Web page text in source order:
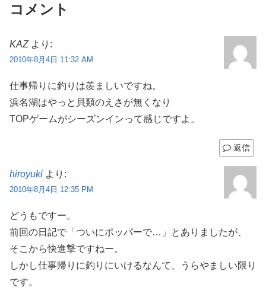
コメント
KAZ より:
2010年8月4日 11:32 AM
仕事帰りに釣りは羨ましいですね。
浜名湖はやっと貝類のえさが無くなり
TOPゲームがシーズンインって感じですよ。
返信
hiroyuki より:
2010年8月4日 12:35 PM
どうもですー。
前回の日記で「ついにポッパーで…」とありましたが、
そこから快進撃ですねー。
しかし仕事帰りに釣りにいけるなんて、うらやましい限り
です。